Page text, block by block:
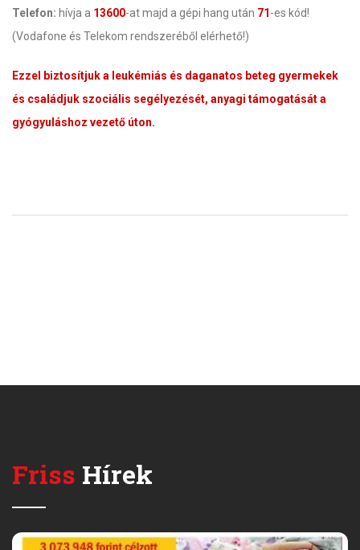
Telefon: hívja a 13600-at majd a gépi hang után 71-es kód!
(Vodafone és Telekom rendszeréből elérhető!)
Ezzel biztosítjuk a leukémiás és daganatos beteg gyermekek
és családjuk szociális segélyezését, anyagi támogatását a
gyógyuláshoz vezető úton.
Friss Hírek